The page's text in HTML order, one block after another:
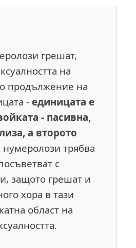
грешат,
на
продължение на
-единицата е
- пасивна,
а второто
нумеролози трябва
с
защото грешат и
хора в тази
област на